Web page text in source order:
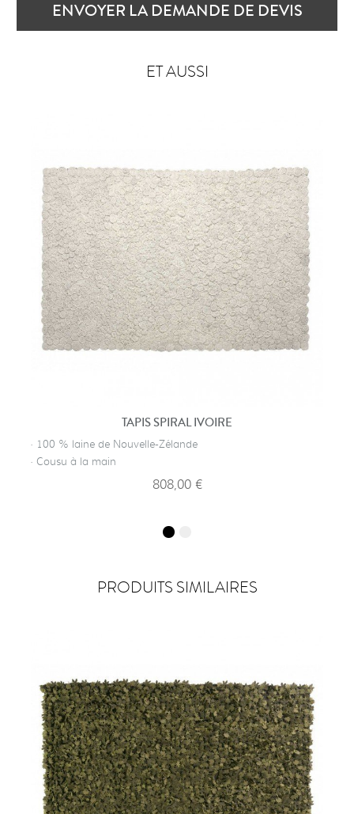
ENVOYER LA DEMANDE DE DEVIS
ET AUSSI
TAPIS SPIRAL IVOIRE
· 100 % laine de Nouvelle-Zélande
· Cousu à la main
808,00 €
PRODUITS SIMILAIRES